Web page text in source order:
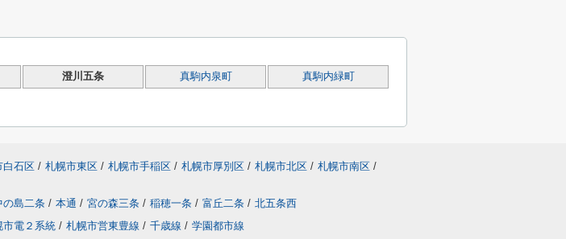
澄川五条 真駒内泉町 真駒内緑町
白石区 / 札幌市東区 / 札幌市手稲区 / 札幌市厚別区 / 札幌市北区 / 札幌市南区 /
の島二条 / 本通 / 宮の森三条 / 稲穂一条 / 富丘二条 / 北五条西
市電２系統 / 札幌市営東豊線 / 千歳線 / 学園都市線